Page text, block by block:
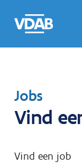
naar
een
een
job
naar
T
e
u
Jobs
Vind
Vind een job